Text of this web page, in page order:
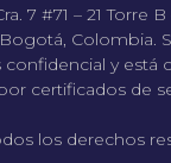
7 #71 – 21 Torre
Colombia.
confidencial y está
certificados de
los derechos